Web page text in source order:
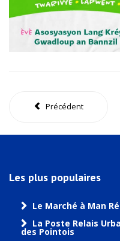
Précédent
Les plus populaires
Le Marché à Man
La Poste Relais
des Pointois